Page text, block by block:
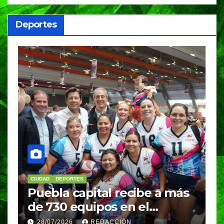
Deportes
CIUDAD DEPORTES
Puebla capital recibe a más
de 730 equipos en el
Festival Máster de Voleibol
28/07/2026 REDACCIÓN